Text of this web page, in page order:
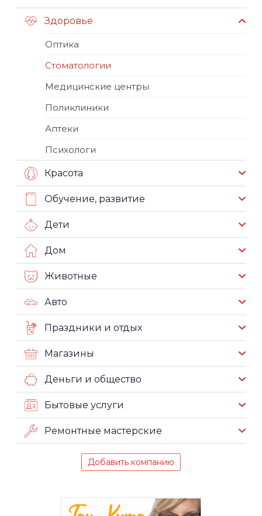
Здоровье
Оптика
Стоматологии
Медицинские центры
Поликлиники
Аптеки
Психологи
Красота
Обучение, развитие
Дети
Дом
Животные
Авто
Праздники и отдых
Магазины
Деньги и общество
Бытовые услуги
Ремонтные мастерские
Добавить компанию